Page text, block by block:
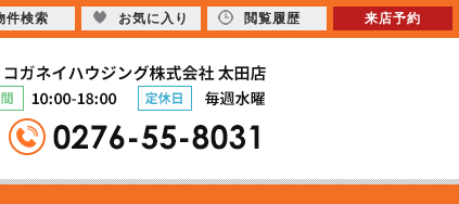
件検索 お気に入り 閲覧履歴 来店予約